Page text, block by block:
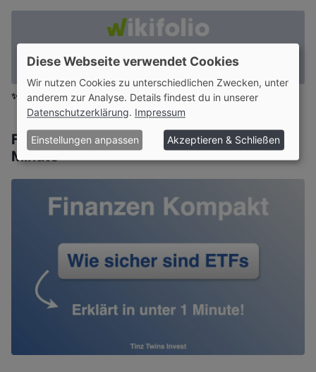
✨ Ohne Werbebanner lesen? Werde Mitgliedoder Login
Finanzen Kompakt - Erklärt in unter 1
Minute
Diese Webseite verwendet Cookies
Wir nutzen Cookies zu unterschiedlichen Zwecken, unter
anderem zur Analyse. Details findest du in unserer
Datenschutzerklärung. Impressum
Einstellungen anpassen Akzeptieren & Schließen